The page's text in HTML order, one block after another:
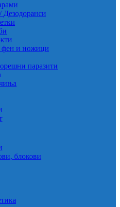
и ножици
паразити
блокови